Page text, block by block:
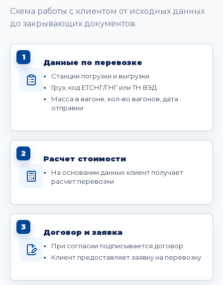
Схема работы с клиентом от исходных данных
до закрывающих документов.
1
Данные по перевозке
Станции погрузки и выгрузки
Груз, код ЕТСНГ/ГНГ или ТН ВЭД
Масса в вагоне, кол-во вагонов, дата
отправки
2
Расчет стоимости
На основании данных клиент получает
расчет перевозки
3
Договор и заявка
При согласии подписывается договор
Клиент предоставляет заявку на перевозку